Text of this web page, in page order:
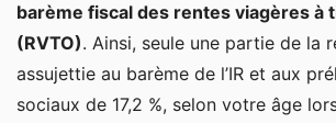
barème fiscal des rentes viagères à
(RVTO). Ainsi, seule une partie de la
assujettie au barème de l’IR et aux
sociaux de 17,2 %, selon votre âge